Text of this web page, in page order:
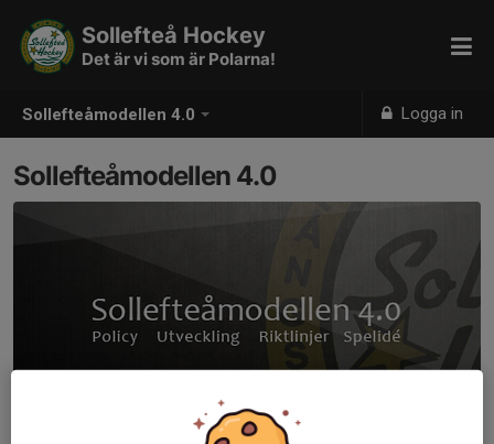
Sollefteåmodellen 4.0 Logga in
Sollefteå Hockey
Det är vi som är Polarna!
Sollefteåmodellen 4.0